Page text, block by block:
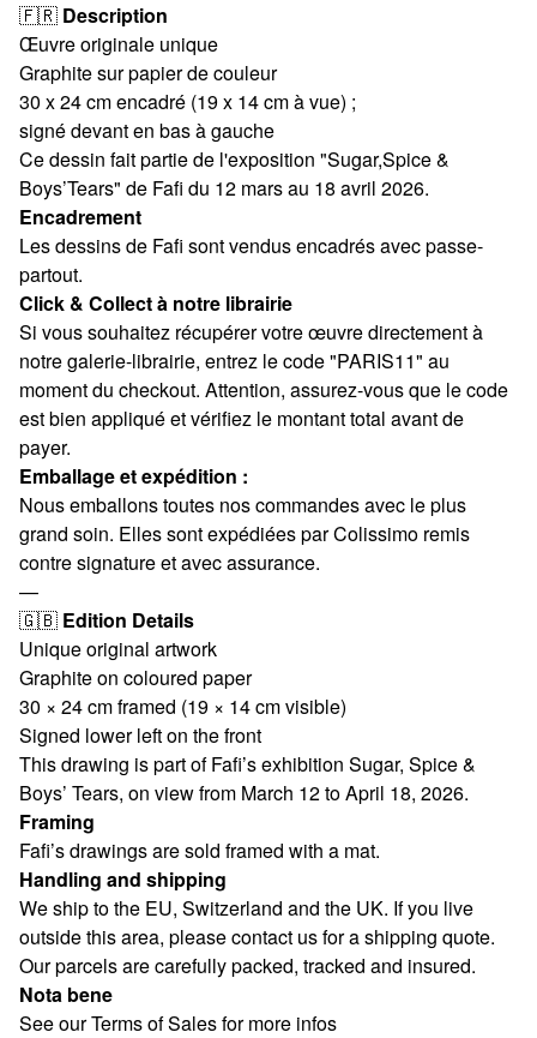
🇫🇷 Description
Œuvre originale unique
Graphite sur papier de couleur
30 x 24 cm encadré (19 x 14 cm à vue) ;
signé devant en bas à gauche
Ce dessin fait partie de l'exposition "Sugar,Spice &
Boys’Tears" de Fafi du 12 mars au 18 avril 2026.
Encadrement
Les dessins de Fafi sont vendus encadrés avec passe-
partout.
Click & Collect à notre librairie
Si vous souhaitez récupérer votre œuvre directement à
notre galerie-librairie, entrez le code "PARIS11" au
moment du checkout. Attention, assurez-vous que le code
est bien appliqué et vérifiez le montant total avant de
payer.
Emballage et expédition :
Nous emballons toutes nos commandes avec le plus
grand soin. Elles sont expédiées par Colissimo remis
contre signature et avec assurance.
—
🇬🇧 Edition Details
Unique original artwork
Graphite on coloured paper
30 × 24 cm framed (19 × 14 cm visible)
Signed lower left on the front
This drawing is part of Fafi’s exhibition Sugar, Spice &
Boys’ Tears, on view from March 12 to April 18, 2026.
Framing
Fafi’s drawings are sold framed with a mat.
Handling and shipping
We ship to the EU, Switzerland and the UK. If you live
outside this area, please contact us for a shipping quote.
Our parcels are carefully packed, tracked and insured.
Nota bene
See our Terms of Sales for more infos